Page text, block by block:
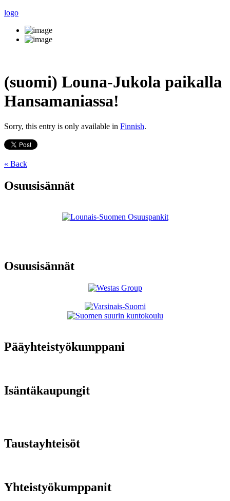
logo
(suomi) Louna-Jukola paikalla
Hansamaniassa!
Sorry, this entry is only available in Finnish.
« Back
Osuusisännät
Osuusisännät
Pääyhteistyökumppani
Isäntäkaupungit
Taustayhteisöt
Yhteistyökumppanit